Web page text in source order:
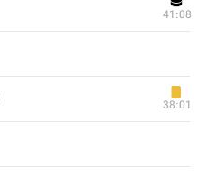
41:08
38:01